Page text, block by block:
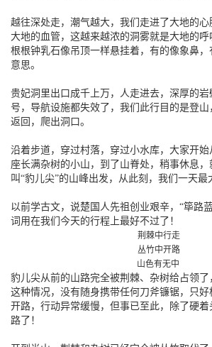
越往深处走，潮气越大，我们走进了大地的
大地的血管，这越来越浓的洞雾就是大地的
根根钟乳石像吊顶一样悬挂着，有的像象鼻
意思。
贵妃洞里出口成千上万，人走进去，深厚的
号，导航设施都失效了，我们此行目的是登
返回，爬出洞口。
沿着步道，穿过村落，穿过小水库，大家开
座长满杂树的小山，到了山脊处，稍事休息
叫“豹儿尖”的山峰出发，从此刻，我们一天最
以前学古文，说楚国人先祖创业艰辛，“筚路
词用在我们今天的行程上最好不过了！
荆棘中行走
丛竹中开路
山色有无中
豹儿尖从前的山路完全被荆棘、杂树给占领了
这种情况，没有随身携带任何刀斧镰锯，只
开路，行动异常缓慢，但事已至此，除了硬
路了！